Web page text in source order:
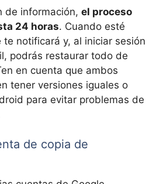
de información, el proceso
24 horas. Cuando esté
te notificará y, al iniciar sesión
podrás restaurar todo de
en cuenta que ambos
tener versiones iguales o
para evitar problemas de
de copia de